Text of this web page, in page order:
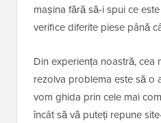
mașina fără să-i spui ce
verifice diferite piese până
Din experiența noastră, cea
rezolva problema este să o
vom ghida prin cele mai
încât să vă puteți repune